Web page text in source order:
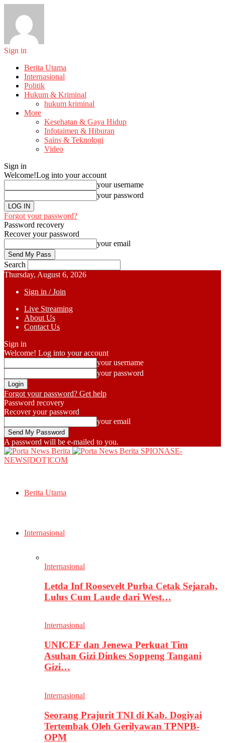
Sign in
Berita Utama
Internasional
Politik
Hukum & Kriminal
hukum kriminal
More
Kesehatan & Gaya Hidup
Infotaimen & Hiburan
Sains & Teknologi
Video
Sign in
Welcome!Log into your account
your username
your password
Forgot your password?
Password recovery
Recover your password
your email
Search
Thursday, August 6, 2026
Sign in / Join
Live Streaming
About Us
Contact Us
Sign in
Welcome! Log into your account
your username
your password
Forgot your password? Get help
Password recovery
Recover your password
your email
A password will be e-mailed to you.
SPIONASE-
NEWS[DOT]COM
Berita Utama
Internasional
Internasional
Letda Inf Roosevelt Purba Cetak Sejarah,
Lulus Cum Laude dari West…
Internasional
UNICEF dan Jenewa Perkuat Tim
Asuhan Gizi Dinkes Soppeng Tangani
Gizi…
Internasional
Seorang Prajurit TNI di Kab. Dogiyai
Tertembak Oleh Gerilyawan TPNPB-
OPM